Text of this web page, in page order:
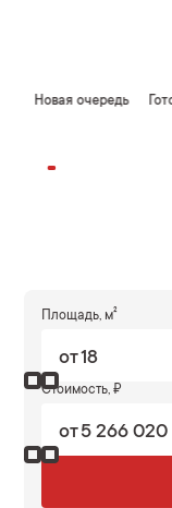
Новая очередь
Площадь, м²
от
Стоимость, ₽
от